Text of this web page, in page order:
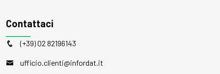
Contattaci
(+39) 02 82196143
ufficio.clienti@infordat.it